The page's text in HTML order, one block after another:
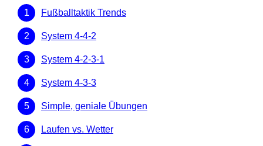
Fußballtaktik Trends
System 4-4-2
System 4-2-3-1
System 4-3-3
Simple, geniale Übungen
Laufen vs. Wetter